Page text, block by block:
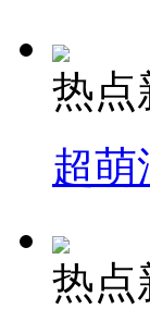
热点
超萌
热点